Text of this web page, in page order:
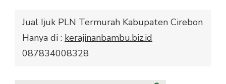
PLN
KABUPATEN
Jual Ijuk PLN Termurah Kabupaten Cirebon
Hanya di : kerajinanbambu.biz.id
087834008328